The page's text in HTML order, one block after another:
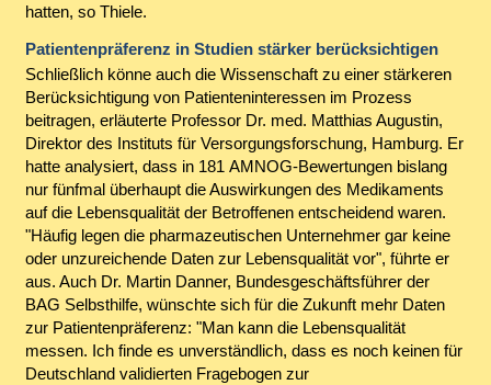
hatten, so Thiele.
Patientenpräferenz in Studien stärker berücksichtigen
Schließlich könne auch die Wissenschaft zu einer stärkeren
Berücksichtigung von Patienteninteressen im Prozess
beitragen, erläuterte Professor Dr. med. Matthias Augustin,
Direktor des Instituts für Versorgungsforschung, Hamburg. Er
hatte analysiert, dass in 181 AMNOG-Bewertungen bislang
nur fünfmal überhaupt die Auswirkungen des Medikaments
auf die Lebensqualität der Betroffenen entscheidend waren.
"Häufig legen die pharmazeutischen Unternehmer gar keine
oder unzureichende Daten zur Lebensqualität vor", führte er
aus. Auch Dr. Martin Danner, Bundesgeschäftsführer der
BAG Selbsthilfe, wünschte sich für die Zukunft mehr Daten
zur Patientenpräferenz: "Man kann die Lebensqualität
messen. Ich finde es unverständlich, dass es noch keinen für
Deutschland validierten Fragebogen zur